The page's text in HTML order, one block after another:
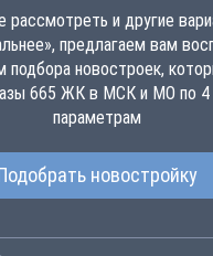
рассмотреть и другие
предлагаем вам
новостроек,
665 ЖК в МСК и МО по
параметрам
новостройку